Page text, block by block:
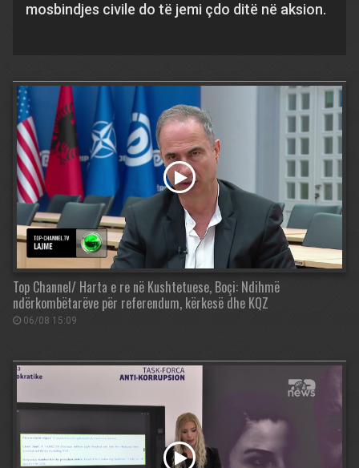
mosbindjes civile do të jemi çdo ditë në aksion.
Top Channel/ Harta e re në Kushtetuese, Boçi: Ndihmë
ndërkombëtarëve për referendum, kërkesë dhe KQZ
06/08 15:09